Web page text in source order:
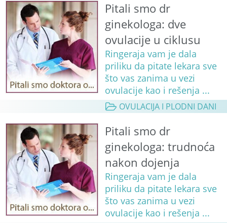
Pitali smo dr
ginekologa: dve
ovulacije u ciklusu
Ringeraja vam je dala
priliku da pitate lekara sve
što vas zanima u vezi
ovulacije kao i rešenja ...
OVULACIJA I PLODNI DANI
Pitali smo dr
ginekologa: trudnoća
nakon dojenja
Ringeraja vam je dala
priliku da pitate lekara sve
što vas zanima u vezi
ovulacije kao i rešenja ...